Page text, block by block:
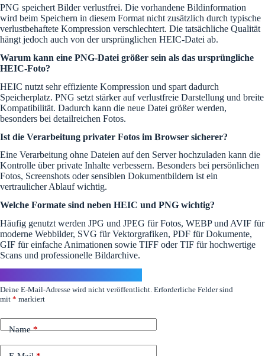
PNG speichert Bilder verlustfrei. Die vorhandene Bildinformation
wird beim Speichern in diesem Format nicht zusätzlich durch typische
verlustbehaftete Kompression verschlechtert. Die tatsächliche Qualität
hängt jedoch auch von der ursprünglichen HEIC-Datei ab.
Warum kann eine PNG-Datei größer sein als das ursprüngliche
HEIC-Foto?
HEIC nutzt sehr effiziente Kompression und spart dadurch
Speicherplatz. PNG setzt stärker auf verlustfreie Darstellung und breite
Kompatibilität. Dadurch kann die neue Datei größer werden,
besonders bei detailreichen Fotos.
Ist die Verarbeitung privater Fotos im Browser sicherer?
Eine Verarbeitung ohne Dateien auf den Server hochzuladen kann die
Kontrolle über private Inhalte verbessern. Besonders bei persönlichen
Fotos, Screenshots oder sensiblen Dokumentbildern ist ein
vertraulicher Ablauf wichtig.
Welche Formate sind neben HEIC und PNG wichtig?
Häufig genutzt werden JPG und JPEG für Fotos, WEBP und AVIF für
moderne Webbilder, SVG für Vektorgrafiken, PDF für Dokumente,
GIF für einfache Animationen sowie TIFF oder TIF für hochwertige
Scans und professionelle Bildarchive.
Deine E-Mail-Adresse wird nicht veröffentlicht. Erforderliche Felder sind
mit * markiert
Name*